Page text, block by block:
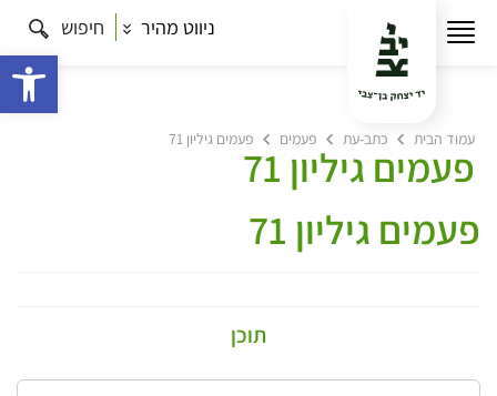
ניווט מהיר חיפוש
עמוד הבית כתב-עת פעמים פעמים גיליון 71
פעמים גיליון 71
פעמים גיליון 71
תוכן